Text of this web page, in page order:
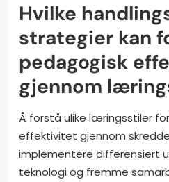
Hvilke
strategier kan
pedagogisk
gjennom
Å forstå ulike læringsstiler
effektivitet gjennom
implementere differensiert
teknologi og fremme